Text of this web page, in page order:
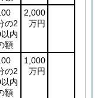
の2
内
額
2,000
万円
の2
内
額
1,000
万円